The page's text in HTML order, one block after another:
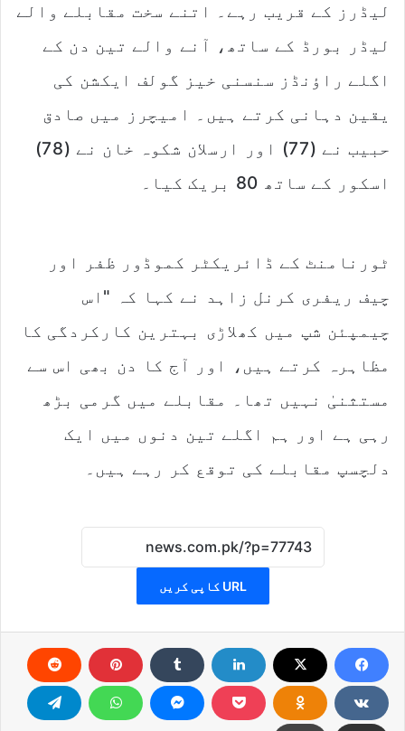
لیڈرز کے قریب رہے۔ اتنے سخت مقابلے والے
لیڈر بورڈ کے ساتھ، آنے والے تین دن کے
اگلے راؤنڈز سنسنی خیز گولف ایکشن کی
یقین دہانی کرتے ہیں۔ امیچرز میں صادق
حبیب نے (77) اور ارسلان شکوہ خان نے (78)
اسکور کے ساتھ 80 بریک کیا۔
ٹورنامنٹ کے ڈائریکٹر کموڈور ظفر اور
چیف ریفری کرنل زاہد نے کہا کہ "اس
چیمپئن شپ میں کھلاڑی بہترین کارکردگی کا
مظاہرہ کرتے ہیں، اور آج کا دن بھی اس سے
مستثنیٰ نہیں تھا۔ مقابلے میں گرمی بڑھ
رہی ہے اور ہم اگلے تین دنوں میں ایک
دلچسپ مقابلے کی توقع کر رہے ہیں۔
URL کاپی کریں